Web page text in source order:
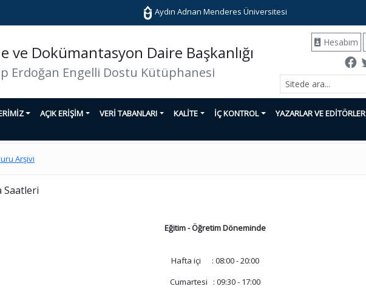
Aydın Adnan Menderes Üniversitesi
ve Dokümantasyon Daire Başkanlığı
Erdoğan Engelli Dostu Kütüphanesi
Hesabım
AÇIK ERİŞİM VERİ TABANLARI KALİTE İÇ KONTROL YAZARLAR VE EDİTÖRLER
Arşivi
Saatleri
Eğitim - Öğretim Döneminde
Hafta içi : 08:00 - 20:00
Cumartesi : 09:30 - 17:00